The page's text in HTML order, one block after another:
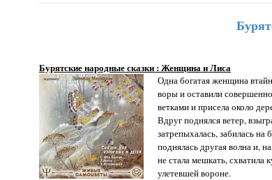
Бурятские народные сказки : Женщина и Лиса
Одна богатая женщина
воры и оставили
ветками и присела около
Вдруг поднялся ветер,
затрепыхалась, забилась
поднялась другая волна и,
не стала мешкать, схватила
улетевшей вороне.